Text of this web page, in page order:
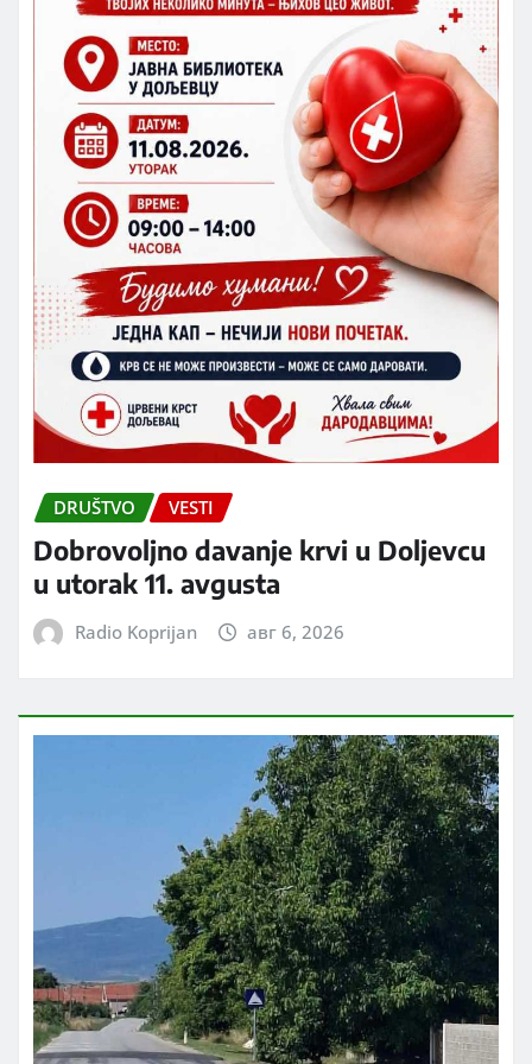
DRUŠTVO VESTI
Dobrovoljno davanje krvi u Doljevcu
u utorak 11. avgusta
Radio Koprijan авг 6, 2026